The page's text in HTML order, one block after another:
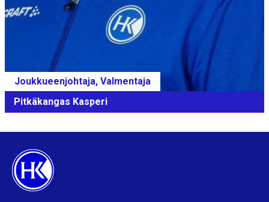
Joukkueenjohtaja, Valmentaja
Pitkäkangas Kasperi